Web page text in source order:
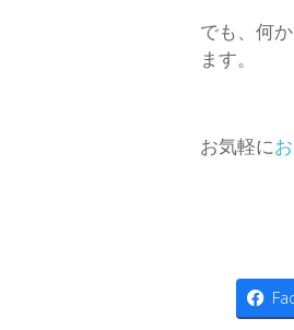
でも、何
ます。
お気軽に